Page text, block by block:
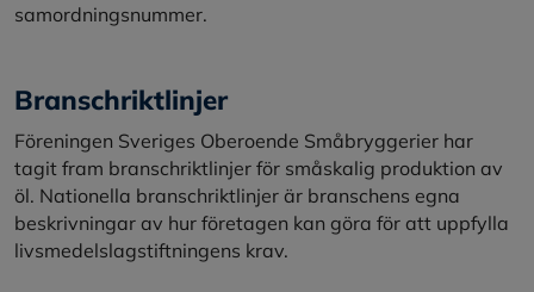
samordningsnummer.
Branschriktlinjer
Föreningen Sveriges Oberoende Småbryggerier har
tagit fram branschriktlinjer för småskalig produktion av
öl. Nationella branschriktlinjer är branschens egna
beskrivningar av hur företagen kan göra för att uppfylla
livsmedelslagstiftningens krav.